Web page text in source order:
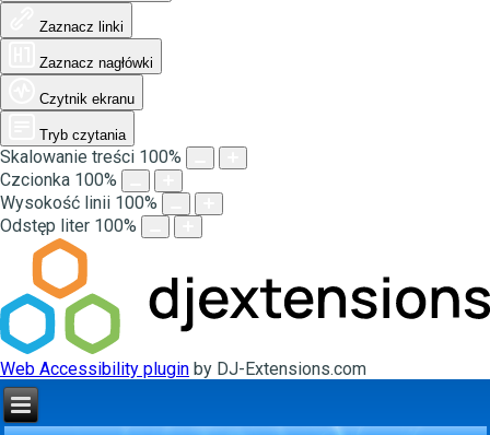
Zaznacz linki
Zaznacz nagłówki
Czytnik ekranu
Tryb czytania
Skalowanie treści 100%
Czcionka 100%
Wysokość linii 100%
Odstęp liter 100%
Web Accessibility plugin by DJ-Extensions.com